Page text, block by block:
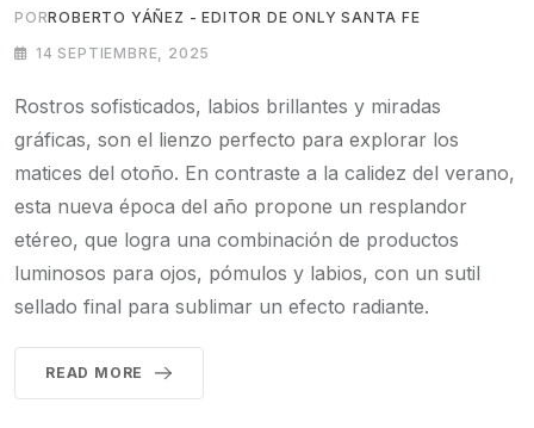
PORROBERTO YÁÑEZ - EDITOR DE ONLY SANTA FE
14 SEPTIEMBRE, 2025
Rostros sofisticados, labios brillantes y miradas
gráficas, son el lienzo perfecto para explorar los
matices del otoño. En contraste a la calidez del verano,
esta nueva época del año propone un resplandor
etéreo, que logra una combinación de productos
luminosos para ojos, pómulos y labios, con un sutil
sellado final para sublimar un efecto radiante.
READ MORE